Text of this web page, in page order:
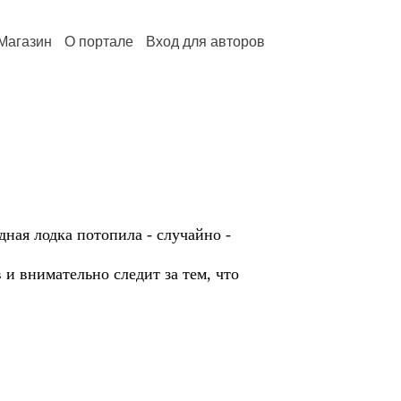
О портале Вход для авторов
лодка потопила - случайно -
внимательно следит за тем, что